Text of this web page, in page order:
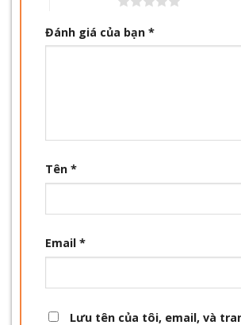
Đánh giá của bạn *
Tên *
Email *
Lưu tên của tôi, email, và